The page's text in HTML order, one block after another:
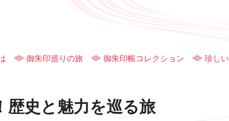
御朱印巡りの旅 御朱印帳コレクション 珍し
歴史と魅力を巡る旅